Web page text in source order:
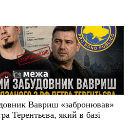
Вавриш «забронював»
Терентьєва, який в базі